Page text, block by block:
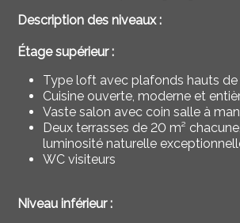
Description des niveaux :
Étage supérieur :
Type loft avec plafonds hauts de
Cuisine ouverte, moderne et
Vaste salon avec coin salle à
Deux terrasses de 20 m²
luminosité naturelle
WC visiteurs
Niveau inférieur :